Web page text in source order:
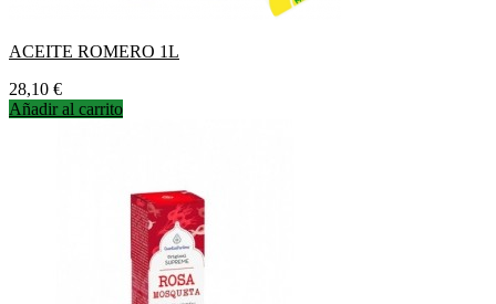
ACEITE ROMERO 1L
Precio
28,10 €
Añadir al carrito